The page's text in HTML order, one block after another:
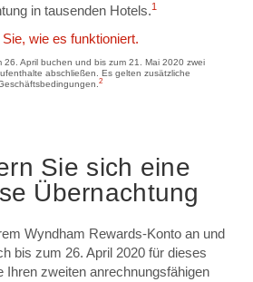
in tausenden Hotels.1
Sie, wie es funktioniert.
26. April buchen und bis zum 21. Mai 2020 zwei
abschließen. Es gelten zusätzliche
2
Sie sich eine
Übernachtung
Wyndham Rewards-Konto an und
bis zum 26. April 2020 für dieses
Ihren zweiten anrechnungsfähigen